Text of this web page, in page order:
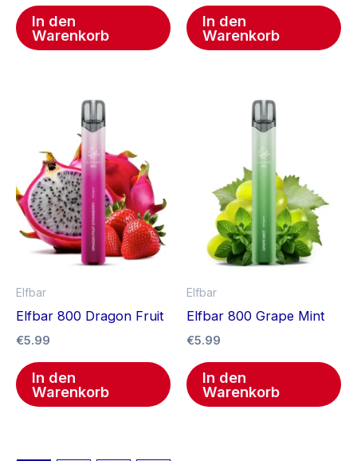
In den
Warenkorb
In den
Warenkorb
Elfbar
Elfbar 800 Dragon Fruit
€5.99
In den
Warenkorb
Elfbar
Elfbar 800 Grape Mint
€5.99
In den
Warenkorb